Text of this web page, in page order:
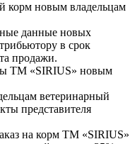
корм новым владельцам
данные новых
в срок
продажи.
ТМ «SIRIUS» новым
ветеринарный
представителя
на корм ТМ «SIRIUS»